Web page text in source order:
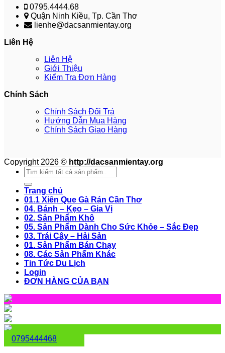
0795.4444.68
Quận Ninh Kiều, Tp. Cần Thơ
lienhe@dacsanmientay.org
Liên Hệ
Liên Hệ
Giới Thiệu
Kiểm Tra Đơn Hàng
Chính Sách
Chính Sách Đổi Trả
Hướng Dẫn Mua Hàng
Chính Sách Giao Hàng
Copyright 2026 © http://dacsanmientay.org
Search
for:
Trang chủ
01.1 Xiên Que Gà Rán Cần Thơ
04. Bánh – Kẹo – Gia Vị
02. Sản Phẩm Khô
05. Sản Phẩm Dành Cho Sức Khỏe – Sắc Đẹp
03. Trái Cây – Hải Sản
01. Sản Phẩm Bán Chạy
08. Các Sản Phẩm Khác
Tin Tức Du Lịch
Login
ĐƠN HÀNG CỦA BẠN
0795444468